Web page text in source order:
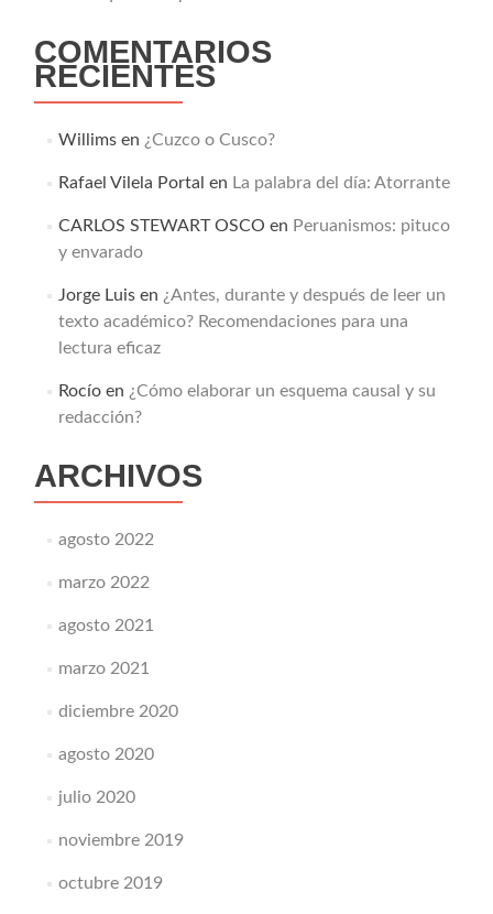
COMENTARIOS
RECIENTES
Willimsen ¿Cuzco o Cusco?
Rafael Vilela Portal en La palabra del día: Atorrante
CARLOS STEWART OSCO en Peruanismos: pituco
y envarado
Jorge Luisen ¿Antes, durante y después de leer un
texto académico? Recomendaciones para una
lectura eficaz
Rocíoen ¿Cómo elaborar un esquema causal y su
redacción?
ARCHIVOS
agosto 2022
marzo 2022
agosto 2021
marzo 2021
diciembre 2020
agosto 2020
julio 2020
noviembre 2019
octubre 2019